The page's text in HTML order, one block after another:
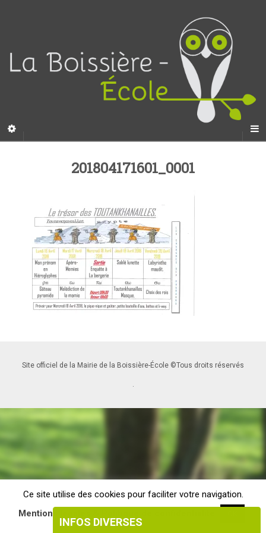
201804171601_0001
Site officiel de la Mairie de la Boissière-École ©Tous droits réservés
Ce site utilise des cookies pour faciliter votre navigation.
Mentions légales & Politique de confidentialité
INFOS DIVERSES